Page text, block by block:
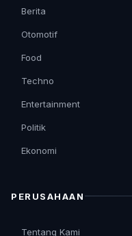
Berita
Otomotif
Food
Techno
Entertainment
Politik
Ekonomi
PERUSAHAAN
Tentang Kami